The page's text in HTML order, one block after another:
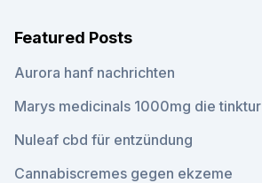
Featured Posts
Aurora hanf nachrichten
Marys medicinals 1000mg die tinktur
Nuleaf cbd für entzündung
Cannabiscremes gegen ekzeme